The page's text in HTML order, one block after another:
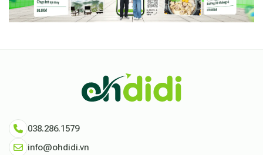
038.286.1579
info@ohdidi.vn